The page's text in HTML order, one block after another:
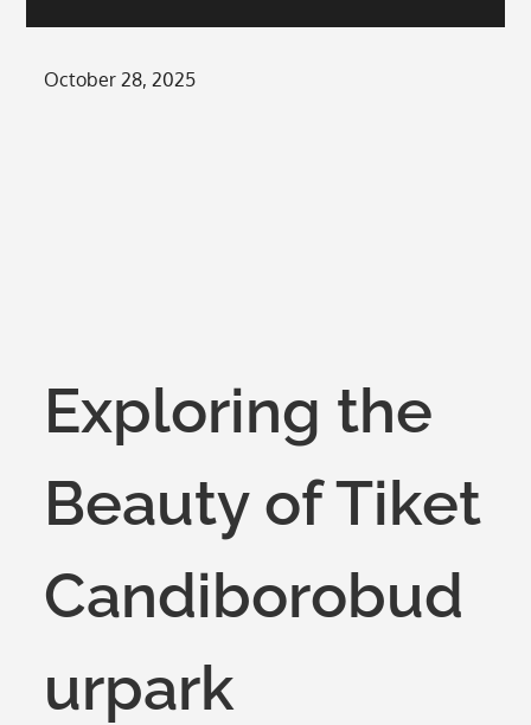
Posted
October 28, 2025
Exploring the
Beauty of Tiket
Candiborobud
urpark